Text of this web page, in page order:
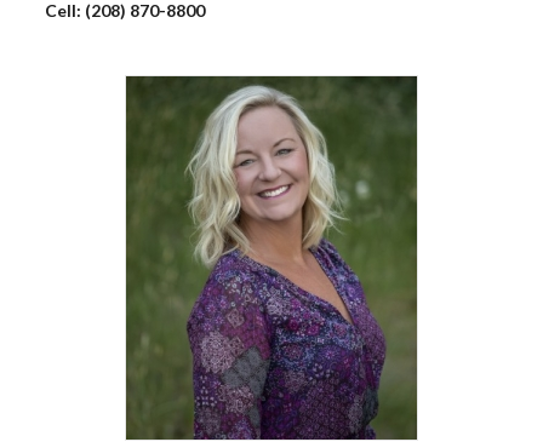
Cell: (208) 870-8800